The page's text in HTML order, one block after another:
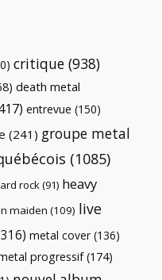
critique (938)
death metal
entrevue (150)
(241) groupe metal
(1085)
rock(91) heavy
maiden (109) live
metal cover (136)
progressif(174)